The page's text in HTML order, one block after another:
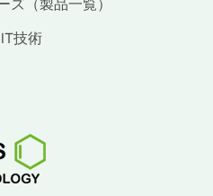
ズ（製品一覧）
技術